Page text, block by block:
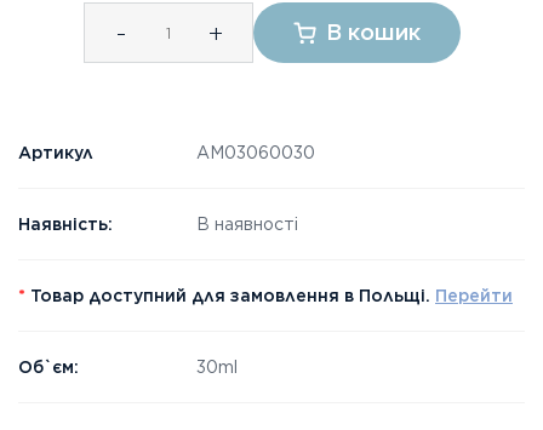
- + В кошик
Артикул АМ03060030
Наявність: В наявності
* Товар доступний для замовлення в Польщі. Перейти
Об`єм: 30ml